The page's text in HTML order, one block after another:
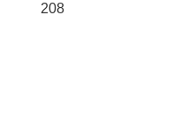
208